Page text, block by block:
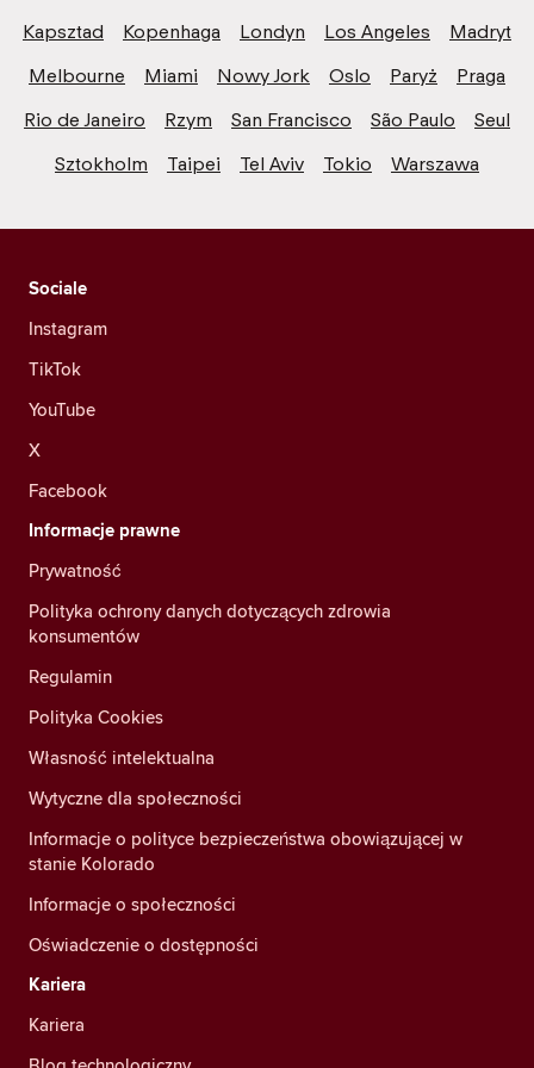
Kapsztad Kopenhaga Londyn Los Angeles
Madryt
Melbourne
Miami Nowy Jork Oslo Paryż
Praga
Rio de Janeiro
Rzym San Francisco São Paulo
Seul
Sztokholm
Taipei Tel Aviv Tokio Warszawa
Sociale
Instagram
TikTok
YouTube
X
Facebook
Informacje prawne
Prywatność
Polityka ochrony danych dotyczących zdrowia
konsumentów
Regulamin
Polityka Cookies
Własność intelektualna
Wytyczne dla społeczności
Informacje o polityce bezpieczeństwa obowiązującej w
stanie Kolorado
Informacje o społeczności
Oświadczenie o dostępności
Kariera
Kariera